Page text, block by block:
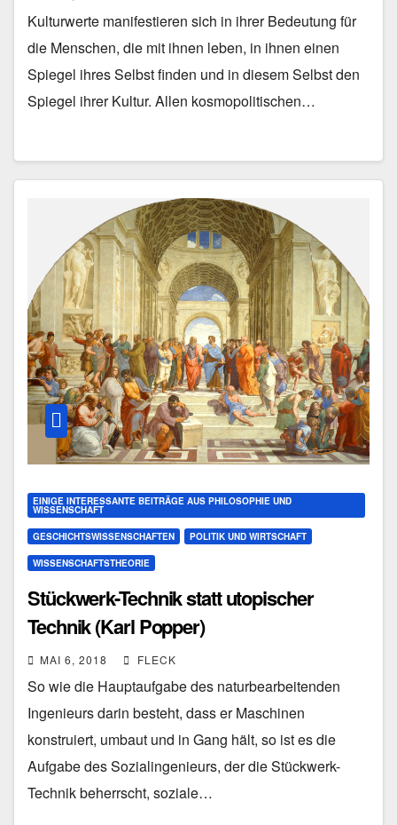
Kulturwerte manifestieren sich in ihrer Bedeutung für
die Menschen, die mit ihnen leben, in ihnen einen
Spiegel ihres Selbst finden und in diesem Selbst den
Spiegel ihrer Kultur. Allen kosmopolitischen…
EINIGE INTERESSANTE BEITRÄGE AUS PHILOSOPHIE UND
WISSENSCHAFT
GESCHICHTSWISSENSCHAFTEN POLITIK UND WIRTSCHAFT
WISSENSCHAFTSTHEORIE
Stückwerk-Technik statt utopischer
Technik (Karl Popper)
MAI 6, 2018 FLECK
So wie die Hauptaufgabe des naturbearbeitenden
Ingenieurs darin besteht, dass er Maschinen
konstruiert, umbaut und in Gang hält, so ist es die
Aufgabe des Sozialingenieurs, der die Stückwerk-
Technik beherrscht, soziale…